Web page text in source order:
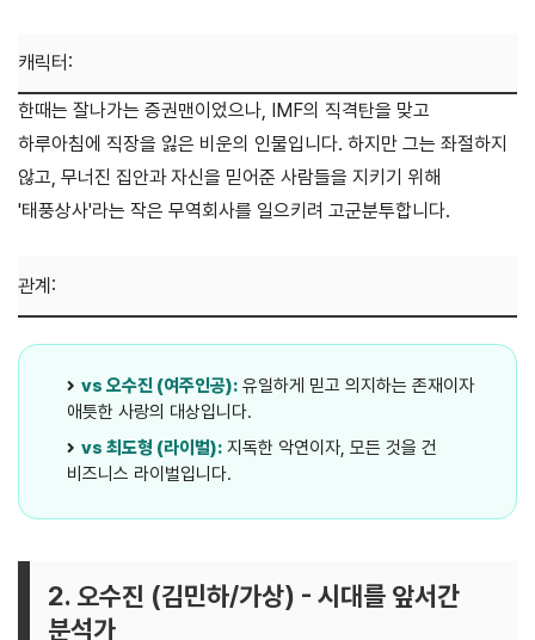
캐릭터:
한때는 잘나가는 증권맨이었으나, IMF의 직격탄을 맞고
하루아침에 직장을 잃은 비운의 인물입니다. 하지만 그는 좌절하지
않고, 무너진 집안과 자신을 믿어준 사람들을 지키기 위해
'태풍상사'라는 작은 무역회사를 일으키려 고군분투합니다.
관계:
vs 오수진 (여주인공): 유일하게 믿고 의지하는 존재이자
애틋한 사랑의 대상입니다.
vs 최도형 (라이벌): 지독한 악연이자, 모든 것을 건
비즈니스 라이벌입니다.
2. 오수진 (김민하/가상) - 시대를 앞서간
분석가